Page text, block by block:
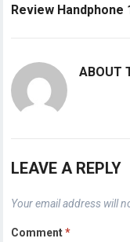
Review Handphone
ABOUT
LEAVE A REPLY
Your email address will
Comment*